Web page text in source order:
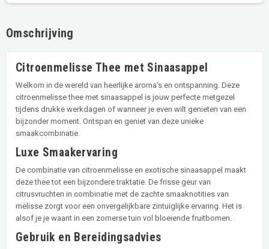
Omschrijving
Citroenmelisse Thee met Sinaasappel
Welkom in de wereld van heerlijke aroma's en ontspanning. Deze
citroenmelisse thee met sinaasappel is jouw perfecte metgezel
tijdens drukke werkdagen of wanneer je even wilt genieten van een
bijzonder moment. Ontspan en geniet van deze unieke
smaakcombinatie.
Luxe Smaakervaring
De combinatie van citroenmelisse en exotische sinaasappel maakt
deze thee tot een bijzondere traktatie. De frisse geur van
citrusvruchten in combinatie met de zachte smaaknotities van
melisse zorgt voor een onvergelijkbare zintuiglijke ervaring. Het is
alsof je je waant in een zomerse tuin vol bloeiende fruitbomen.
Gebruik en Bereidingsadvies